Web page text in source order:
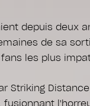
depuis deux
de sa
les plus
Striking